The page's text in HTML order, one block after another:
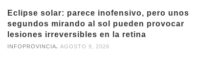
Eclipse solar: parece inofensivo, pero unos
segundos mirando al sol pueden provocar
lesiones irreversibles en la retina
INFOPROVINCIA AGOSTO 9, 2026